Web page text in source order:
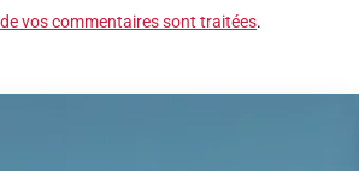
vos commentaires sont traitées.